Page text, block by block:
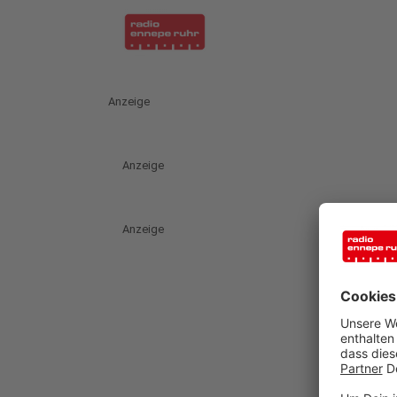
Anzeige
Anzeige
Anzeige